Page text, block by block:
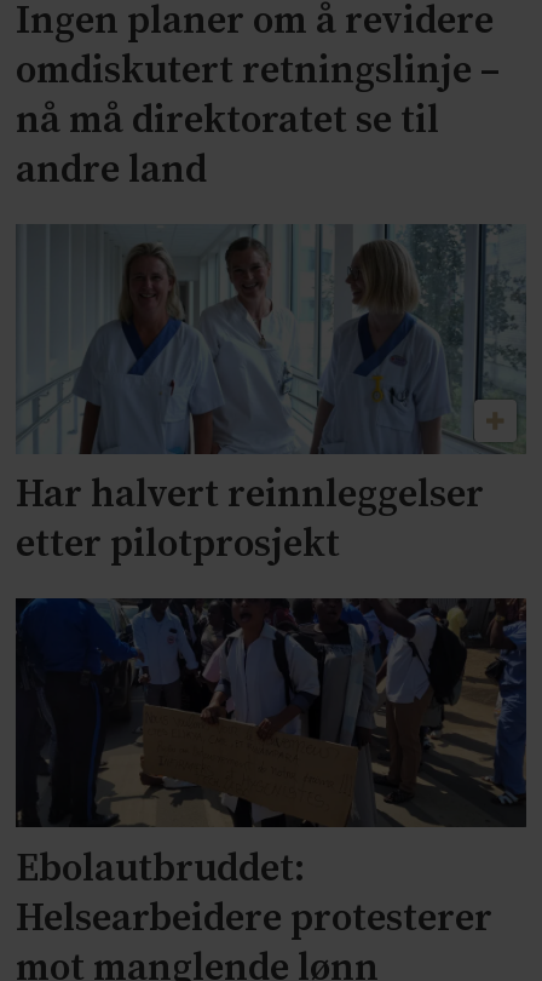
Ingen planer om å revidere
omdiskutert retningslinje –
nå må direktoratet se til
andre land
Har halvert reinnleggelser
etter pilotprosjekt
Ebolautbruddet:
Helsearbeidere protesterer
mot manglende lønn